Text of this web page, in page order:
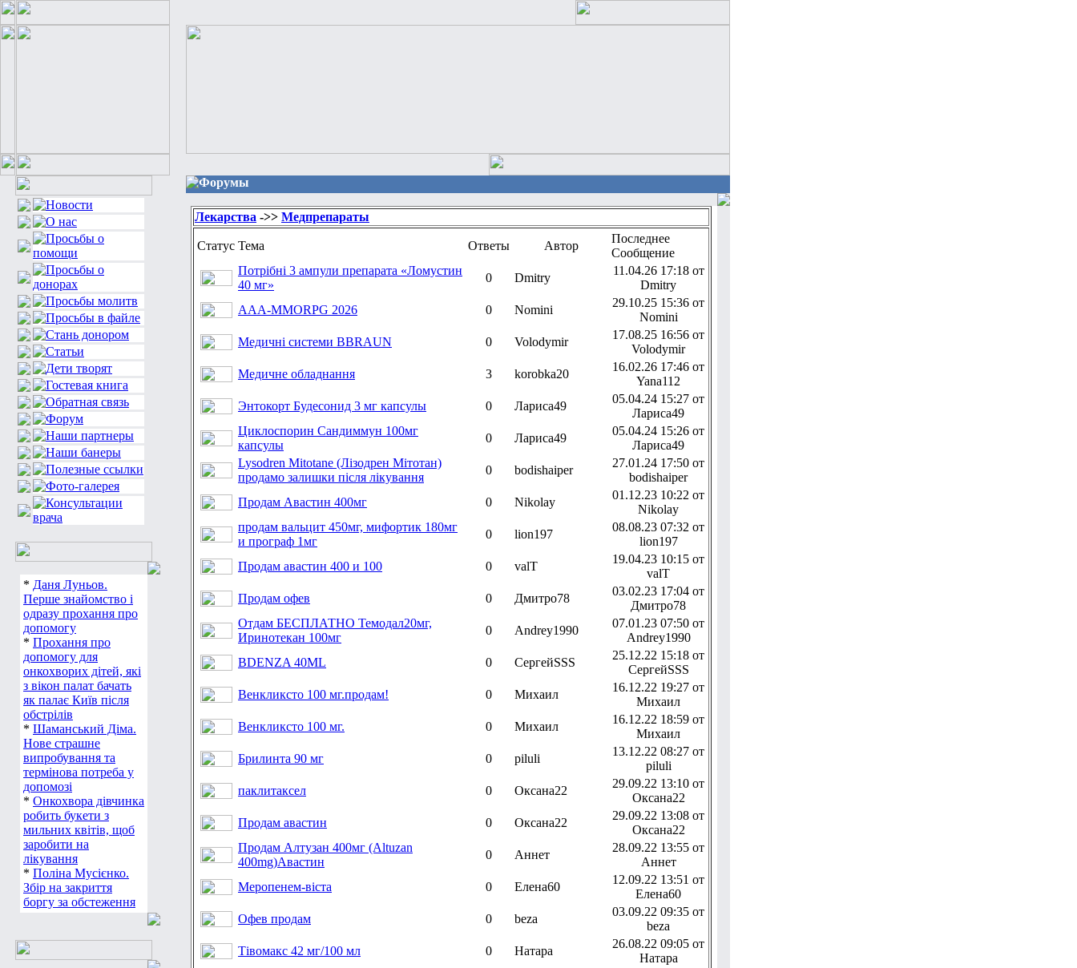
* Даня Луньов.
Перше знайомство і
одразу прохання про
допомогу
* Прохання про
допомогу для
онкохворих дітей, які
з вікон палат бачать
як палає Київ після
обстрілів
* Шаманський Діма.
Нове страшне
випробування та
термінова потреба у
допомозі
* Онкохвора дівчинка
робить букети з
мильних квітів, щоб
заробити на
лікування
* Поліна Мусієнко.
Збір на закриття
боргу за обстеження
Форумы
Лекарства ->> Медпрепараты
Статус Тема Ответы Автор
Последнее
Сообщение
Потрібні 3 ампули препарата «Ломустин
40 мг»
0 Dmitry
11.04.26 17:18 от
Dmitry
ААА-MMORPG 2026
0 Nomini
29.10.25 15:36 от
Nomini
Медичні системи BBRAUN
0 Volodymir
17.08.25 16:56 от
Volodymir
Медичне обладнання
3 korobka20
16.02.26 17:46 от
Yana112
Энтокорт Будесонид 3 мг капсулы
0 Лариса49
05.04.24 15:27 от
Лариса49
Циклоспорин Сандиммун 100мг
капсулы
0 Лариса49
05.04.24 15:26 от
Лариса49
Lysodren Mitotane (Лізодрен Мітотан)
продамо залишки після лікування
0 bodishaiper
27.01.24 17:50 от
bodishaiper
Продам Авастин 400мг
0 Nikolay
01.12.23 10:22 от
Nikolay
продам вальцит 450мг, мифортик 180мг
и програф 1мг
0 lion197
08.08.23 07:32 от
lion197
Продам авастин 400 и 100
0 valT
19.04.23 10:15 от
valT
Продам офев
0 Дмитро78
03.02.23 17:04 от
Дмитро78
Отдам БЕСПЛАТНО Темодал20мг,
Иринотекан 100мг
0 Andrey1990
07.01.23 07:50 от
Andrey1990
BDENZA 40ML
0 СергейSSS
25.12.22 15:18 от
СергейSSS
Венкликсто 100 мг.продам!
0 Михаил
16.12.22 19:27 от
Михаил
Венкликсто 100 мг.
0 Михаил
16.12.22 18:59 от
Михаил
Брилинта 90 мг
0 piluli
13.12.22 08:27 от
piluli
паклитаксел
0 Оксана22
29.09.22 13:10 от
Оксана22
Продам авастин
0 Оксана22
29.09.22 13:08 от
Оксана22
Продам Алтузан 400мг (Altuzan
400mg)Авастин
0 Аннет
28.09.22 13:55 от
Аннет
Меропенем-віста
0 Елена60
12.09.22 13:51 от
Елена60
Офев продам
0 beza
03.09.22 09:35 от
beza
Тівомакс 42 мг/100 мл
0 Натара
26.08.22 09:05 от
Натара